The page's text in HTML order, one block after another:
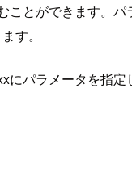
とができます。
す。
パラメータを指